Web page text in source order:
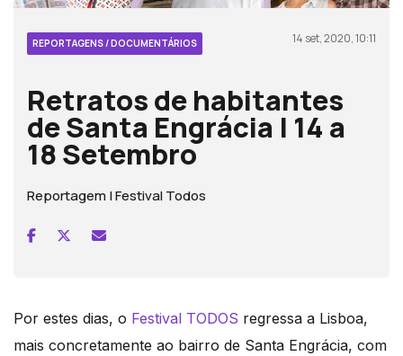
REPORTAGENS / DOCUMENTÁRIOS 14 set, 2020, 10:11
Retratos de habitantes
de Santa Engrácia | 14 a
18 Setembro
Reportagem | Festival Todos
Por estes dias, o Festival TODOS regressa a Lisboa,
mais concretamente ao bairro de Santa Engrácia, com